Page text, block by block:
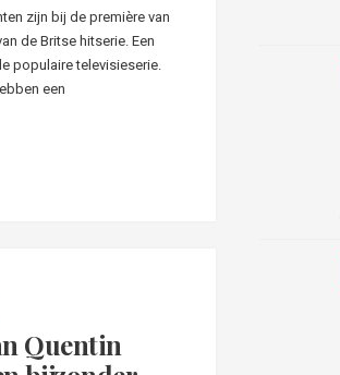
zijn bij de première van
de Britse hitserie. Een
populaire televisieserie.
een
Quentin